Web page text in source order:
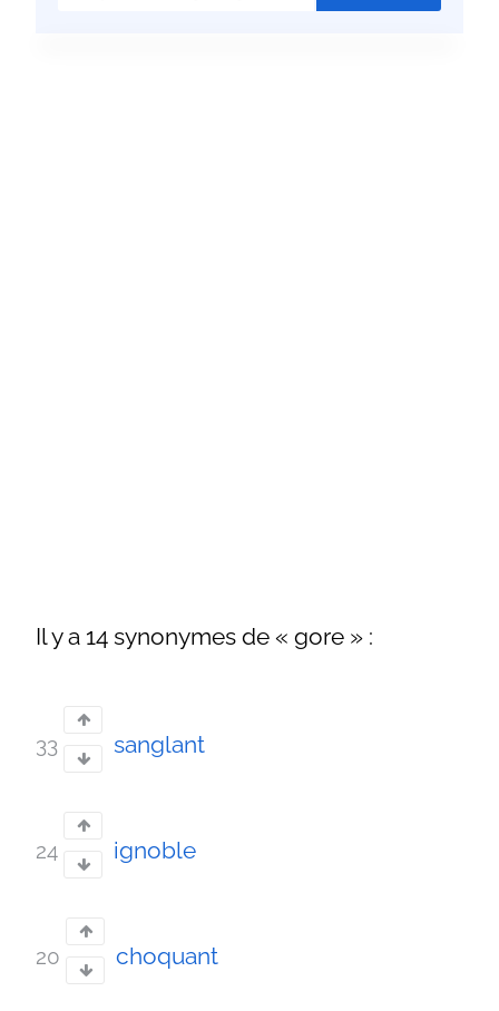
Il y a 14 synonymes de « gore » :
33 sanglant
24 ignoble
20 choquant